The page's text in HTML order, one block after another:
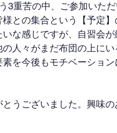
3重苦の中、ご参加いた
との集合という【予定
な感じですが、自習会
人々がまだ布団の上に
を今後もモチベーショ
うございました。興味